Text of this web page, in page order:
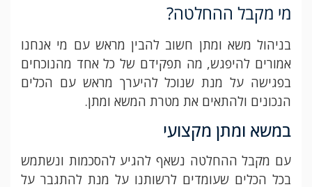
מי מקבל ההחלטה?
בניהול משא ומתן חשוב להבין מראש עם מי אנחנו
אמורים להיפגש, מה תפקידם של כל אחד מהנוכחים
בפגישה על מנת שנוכל להיערך מראש עם הכלים
הנכונים ולהתאים את מטרת המשא ומתן.
במשא ומתן מקצועי
עם מקבל ההחלטה נשאף להגיע להסכמות ונשתמש
בכל הכלים שעומדים לרשותנו על מנת להתגבר על